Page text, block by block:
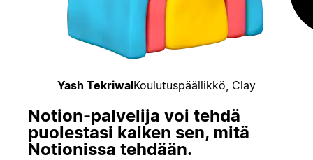
Yash TekriwalKoulutuspäällikkö, Clay
Notion-palvelija voi tehdä
puolestasi kaiken sen, mitä
Notionissa tehdään.